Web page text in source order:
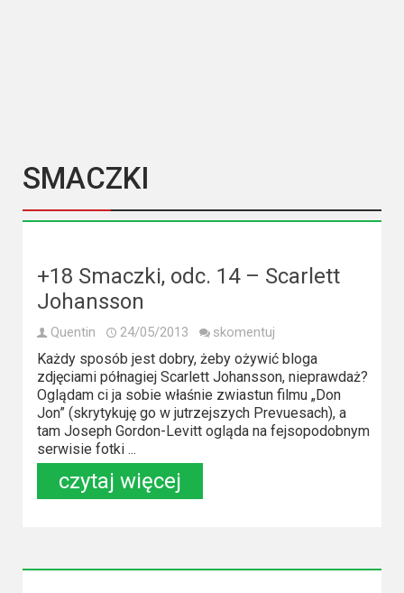
Filmy
dokumentalne
Horrory
Kino
azjatyckie
Kino
europejskie
Kino
polskie
Komedie
Filmy
SMACZKI
+18 Smaczki, odc. 14 – Scarlett
Johansson
Quentin 24/05/2013 skomentuj
Każdy sposób jest dobry, żeby ożywić bloga
zdjęciami półnagiej Scarlett Johansson, nieprawdaż?
Oglądam ci ja sobie właśnie zwiastun filmu „Don
Jon” (skrytykuję go w jutrzejszych Prevuesach), a
tam Joseph Gordon-Levitt ogląda na fejsopodobnym
serwisie fotki ...
czytaj więcej